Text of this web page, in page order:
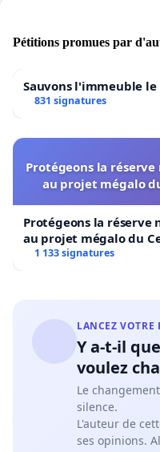
Pétitions promues par
Sauvons l'immeuble le
831 signatures
Protégeons la
au projet mégalo
Protégeons la réserve
au projet mégalo du
1 133 signatures
LANCEZ VOTRE
Y a-t-il
voulez
Le
silence.
L'auteur de
ses opinions.